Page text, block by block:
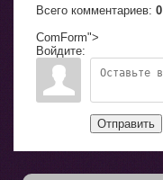
Всего комментариев: 0
ComForm">
Войдите:
Отправить